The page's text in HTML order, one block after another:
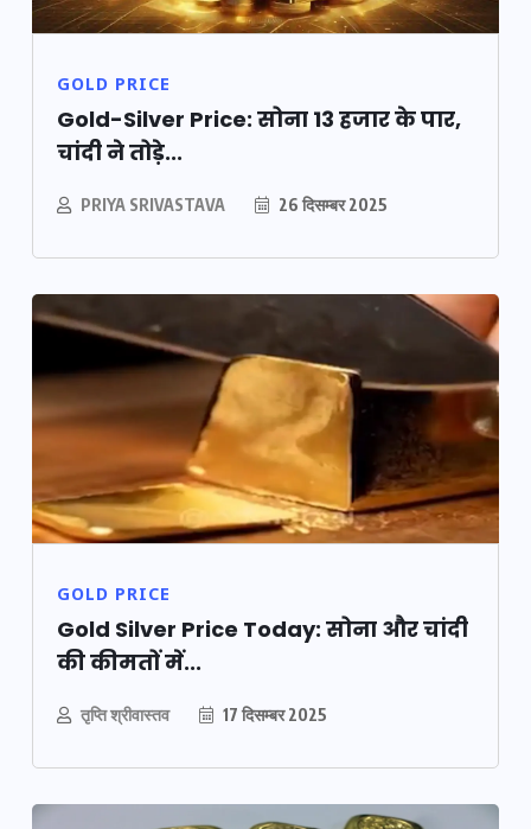
GOLD PRICE
Gold-Silver Price: सोना 13 हजार के पार,
चांदी ने तोड़े...
PRIYA SRIVASTAVA 26 दिसम्बर 2025
GOLD PRICE
Gold Silver Price Today: सोना और चांदी
की कीमतों में...
तृप्ति श्रीवास्तव 17 दिसम्बर 2025